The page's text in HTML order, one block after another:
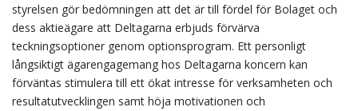
styrelsen gör bedömningen att det är till fördel för Bolaget och
dess aktieägare att Deltagarna erbjuds förvärva
teckningsoptioner genom optionsprogram. Ett personligt
långsiktigt ägarengagemang hos Deltagarna koncern kan
förväntas stimulera till ett ökat intresse för verksamheten och
resultatutvecklingen samt höja motivationen och